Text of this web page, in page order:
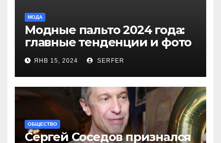
МОДА
Модные пальто 2024 года:
главные тенденции и фото
новинок
ЯНВ 15, 2024 SERFER
ОБЩЕСТВО
Сергей Соседов признался